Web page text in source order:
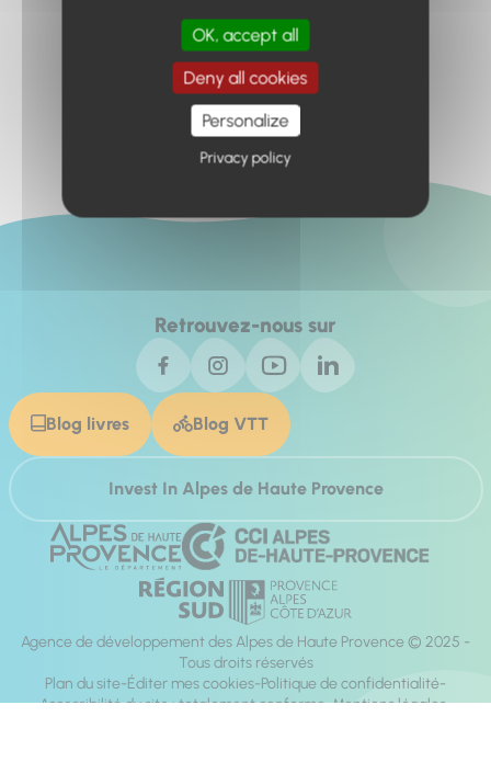
Retour à l'accueil
Retrouvez-nous sur
Blog livres Blog VTT
Invest In Alpes de Haute Provence
Agence de développement des Alpes de Haute Provence © 2025 -
Tous droits réservés
Plan du site Éditer mes cookies Politique de confidentialité
Accessibilité du site : totalement conforme Mentions légales
OK, accept all
Deny all cookies
Personalize
Privacy policy